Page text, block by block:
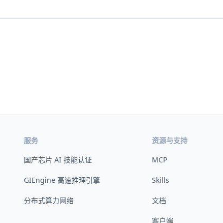
服务
国产芯片 AI 技能认证
GIEngine 高速推理引擎
分布式算力网络
资源与支持
MCP
Skills
文档
客户端